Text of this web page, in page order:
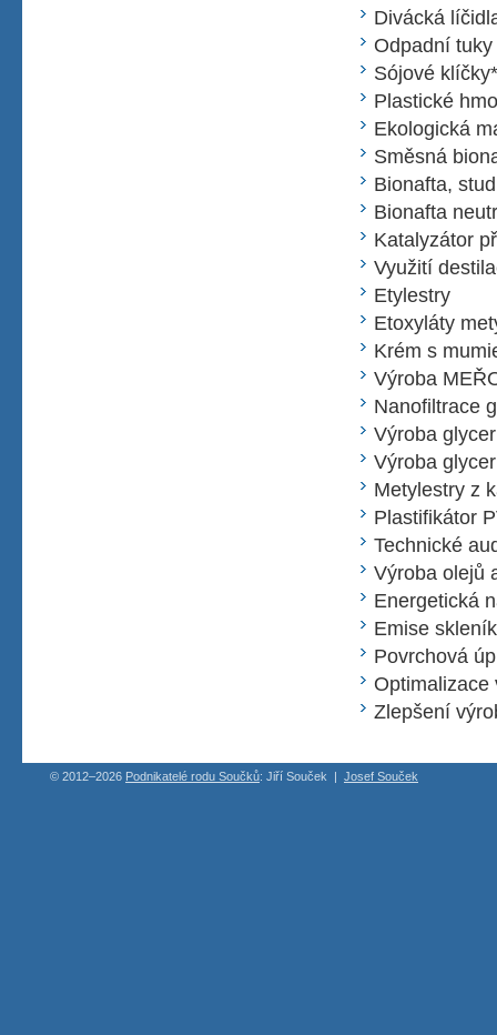
Divácká
Odpadní tuky
Sójové klíčky*
Plastické
Ekologická
Směsná
Bionafta,
Bionafta
Katalyzátor
Využití
Etylestry
Etoxyláty
Krém s
Výroba
Nanofiltrace
Výroba
Výroba
Metylestry z
Plastifikátor
Technické
Výroba olejů
Energetická
Emise
Povrchová
Optimalizace
Zlepšení
© 2012–2026 Podnikatelé rodu Součků: Jiří Souček Josef Souček